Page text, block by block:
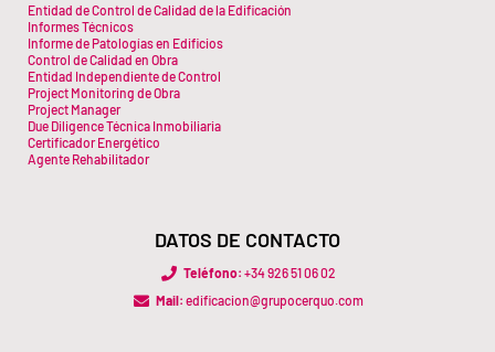
Entidad de Control de Calidad de la Edificación
Informes Técnicos
Informe de Patologías en Edificios
Control de Calidad en Obra
Entidad Independiente de Control
Project Monitoring de Obra
Project Manager
Due Diligence Técnica Inmobiliaria
Certificador Energético
Agente Rehabilitador
DATOS DE CONTACTO
Teléfono: +34 926 51 06 02
Mail: edificacion@grupocerquo.com